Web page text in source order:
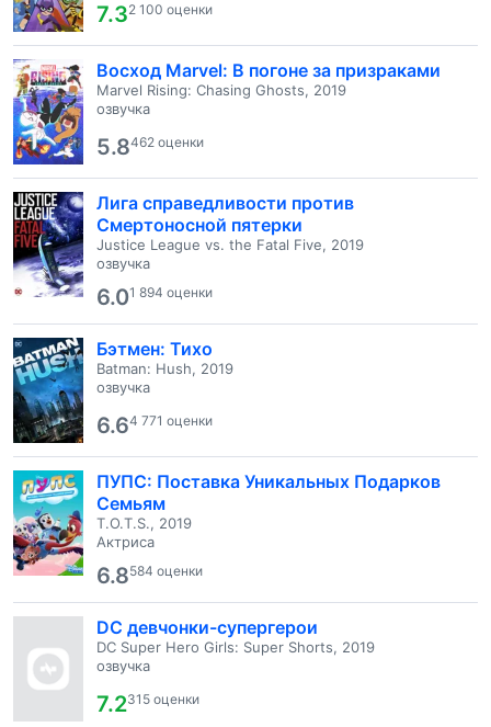
7.32 100 оценки
Восход Marvel: В погоне за призраками
Marvel Rising: Chasing Ghosts, 2019
озвучка
5.8462 оценки
Лига справедливости против
Смертоносной пятерки
Justice League vs. the Fatal Five, 2019
озвучка
6.01 894 оценки
Бэтмен: Тихо
Batman: Hush, 2019
озвучка
6.64 771 оценки
ПУПС: Поставка Уникальных Подарков
Семьям
T.O.T.S., 2019
Актриса
6.8584 оценки
DC девчонки-супергерои
DC Super Hero Girls: Super Shorts, 2019
озвучка
7.2315 оценки